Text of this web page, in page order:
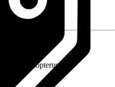
megalopterus